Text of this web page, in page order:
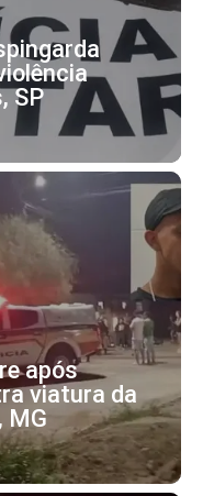
SP
após
viatura da
MG